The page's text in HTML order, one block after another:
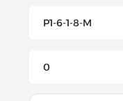
P1-6-1-8-M
0